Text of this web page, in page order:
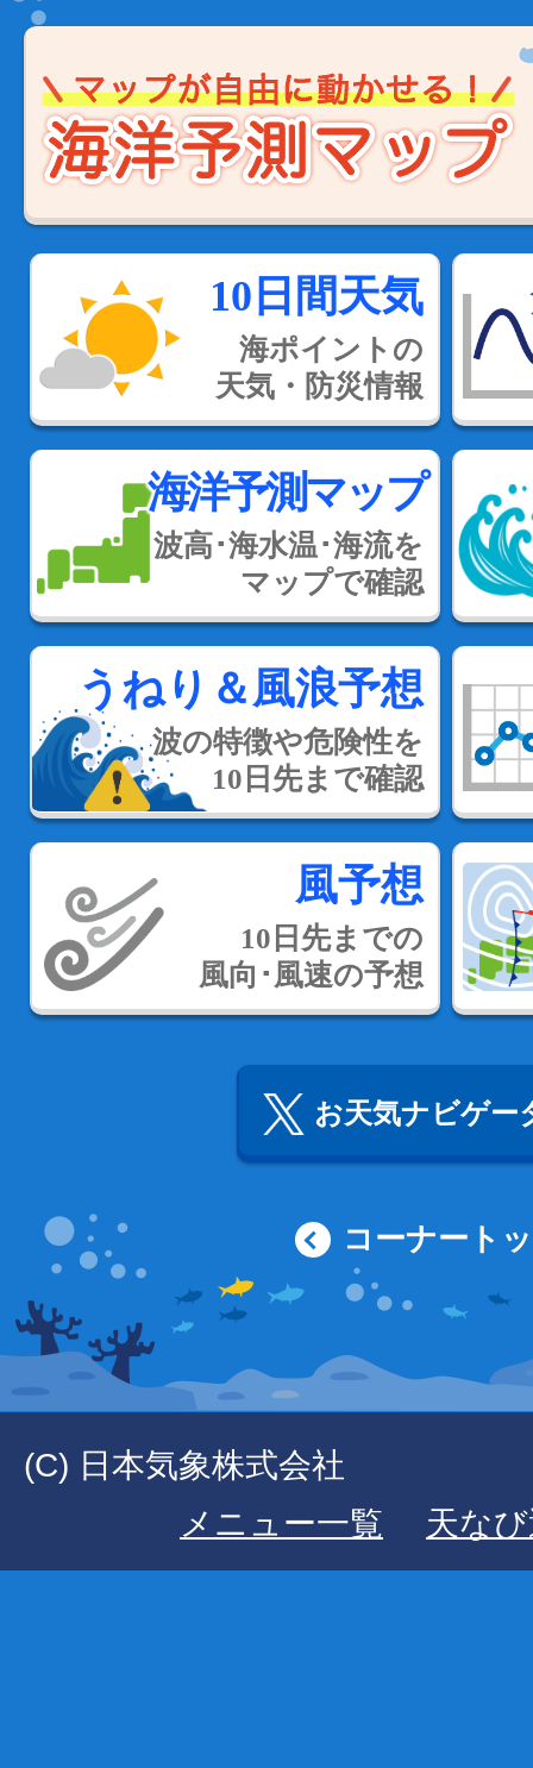
10日間天気
海ポイントの
天気・防災情報
海洋予測マップ
波高･海水温･海流を
マップで確認
うねり＆風浪予想
波の特徴や危険性を
10日先まで確認
風予想
10日先までの
風向･風速の予想
お天気ナビゲー
コーナート
(C) 日本気象株式会社
メニュー一覧
天な